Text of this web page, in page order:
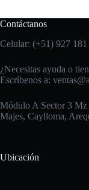
Contáctanos
Celular: (+51) 927 181
¿Necesitas ayuda o
Escríbenos a:
Módulo A Sector 3
Majes, Caylloma,
Ubicación